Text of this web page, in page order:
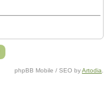
phpBB Mobile / SEO byArtodia